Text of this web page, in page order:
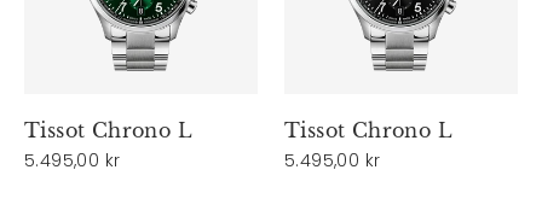
Tissot Chrono L
5.495,00 kr
Tissot Chrono L
5.495,00 kr